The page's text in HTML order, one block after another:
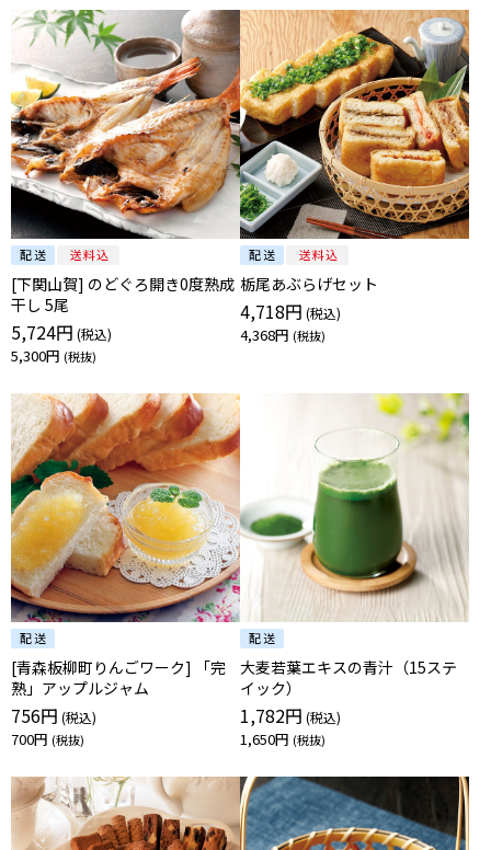
[下関山賀] のどぐろ開き0度熟成
干し 5尾
5,724円
5,300円
栃尾あぶらげセット
4,718円
4,368円
[青森板柳町りんごワーク] 「完
熟」アップルジャム
756円
700円
大麦若葉エキスの青汁（15ステ
イック）
1,782円
1,650円